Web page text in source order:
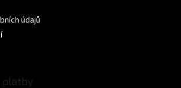
údajů
platby